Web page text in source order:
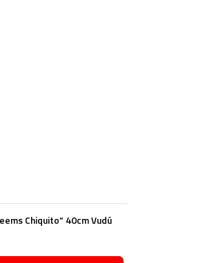
Chiquito” 40cm Vudú